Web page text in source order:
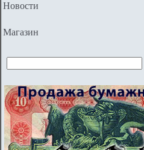
Новости
Магазин